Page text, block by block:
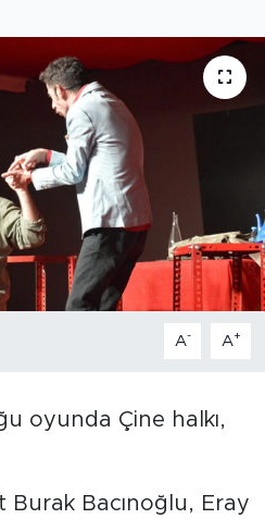
A- A+
oyunda Çine halkı,
Burak Bacınoğlu, Eray